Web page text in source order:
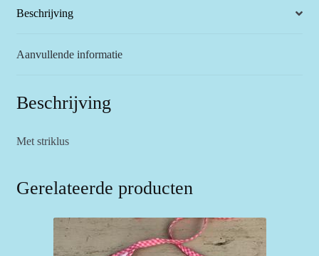
aantal
Beschrijving
Aanvullende informatie
Beschrijving
Met striklus
Gerelateerde producten